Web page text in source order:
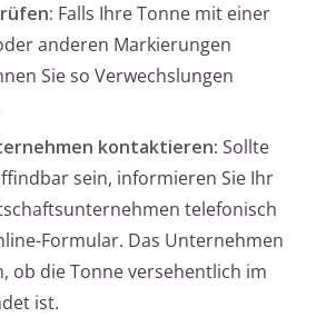
Falls Ihre Tonne mit einer
anderen Markierungen
Sie so Verwechslungen
kontaktieren: Sollte
sein, informieren Sie Ihr
telefonisch
Formular. Das Unternehmen
ob die Tonne versehentlich im
ist.